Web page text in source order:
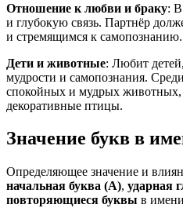
Отношение к любви и браку:
и глубокую связь. Партнёр
и стремящимся к самопознанию.
Дети и животные: Любит
мудрости и самопознания.
спокойных и мудрых животных,
декоративные птицы.
Значение букв в
Определяющее значение и
начальная буква (А), ударная
повторяющиеся буквы в